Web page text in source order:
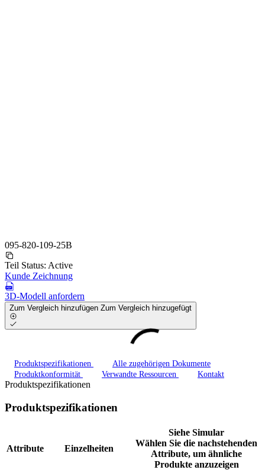
095-820-109-25B
Teil Status: Active
Kunde Zeichnung
3D-Modell anfordern
Zum Vergleich hinzufügen Zum Vergleich hinzugefügt
Produktspezifikationen
Alle zugehörigen Dokumente
Produktkonformität
Verwandte Ressourcen Kontakt
Produktspezifikationen
Produktspezifikationen
Attribute Einzelheiten
Siehe Simular
Wählen Sie die nachstehenden
Attribute, um ähnliche
Produkte anzuzeigen